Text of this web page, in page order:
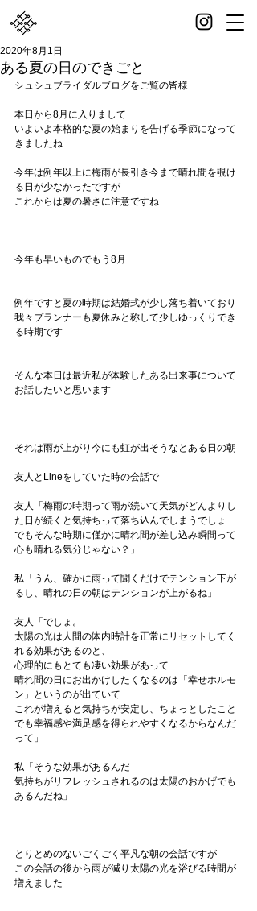
ある夏の日のできごと
2020年8月1日
シュシュブライダルブログをご覧の皆様
本日から8月に入りまして
いよいよ本格的な夏の始まりを告げる季節になって
きましたね
今年は例年以上に梅雨が長引き今まで晴れ間を覗け
る日が少なかったですが
これからは夏の暑さに注意ですね
今年も早いものでもう8月
例年ですと夏の時期は結婚式が少し落ち着いており
我々プランナーも夏休みと称して少しゆっくりでき
る時期です
そんな本日は最近私が体験したある出来事について
お話したいと思います
それは雨が上がり今にも虹が出そうなとある日の朝
友人とLineをしていた時の会話で
友人「梅雨の時期って雨が続いて天気がどんよりし
た日が続くと気持ちって落ち込んでしまうでしょ
でもそんな時期に僅かに晴れ間が差し込み瞬間って
心も晴れる気分じゃない？」
私「うん、確かに雨って聞くだけでテンション下が
るし、晴れの日の朝はテンションが上がるね」
友人「でしょ。
太陽の光は人間の体内時計を正常にリセットしてく
れる効果があるのと、
心理的にもとても凄い効果があって
晴れ間の日にお出かけしたくなるのは「幸せホルモ
ン」というのが出ていて
これが増えると気持ちが安定し、ちょっとしたこと
でも幸福感や満足感を得られやすくなるからなんだ
って」
私「そうな効果があるんだ
気持ちがリフレッシュされるのは太陽のおかげでも
あるんだね」
とりとめのないごくごく平凡な朝の会話ですが
この会話の後から雨が減り太陽の光を浴びる時間が
増えました